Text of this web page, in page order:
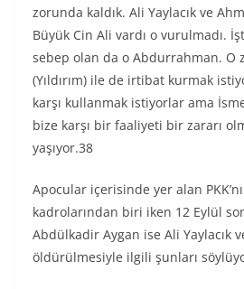
zorunda kaldık. Ali Yaylacık ve
Büyük Cin Ali vardı o vurulmadı.
sebep olan da o Abdurrahman. O
(Yıldırım) ile de irtibat kurmak
karşı kullanmak istiyorlar ama
bize karşı bir faaliyeti bir zararı
yaşıyor.38
Apocular içerisinde yer alan
kadrolarından biri iken 12 Eylül
Abdülkadir Aygan ise Ali Yaylacık
öldürülmesiyle ilgili şunları